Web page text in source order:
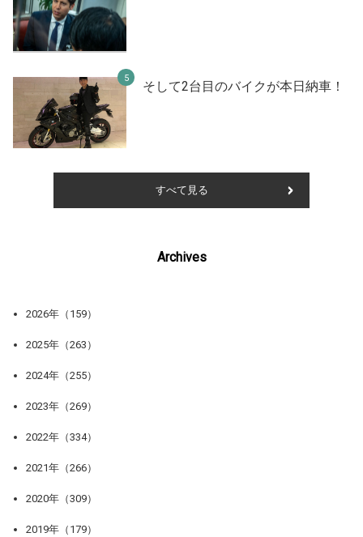
そして2台目のバイクが本日納車！
すべて見る
Archives
2026年（159）
2025年（263）
2024年（255）
2023年（269）
2022年（334）
2021年（266）
2020年（309）
2019年（179）